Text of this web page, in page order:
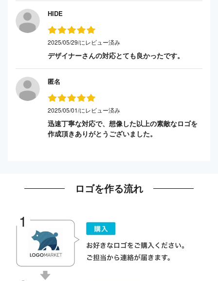
HIDE
2025/05/29/にレビュー済み
デザイナーさんの対応とても良かったです。
匿名
2025/05/01/にレビュー済み
迅速丁寧な対応で、想像した以上の素敵なロゴを
作成頂きありがとうございました。
ロゴを作る流れ